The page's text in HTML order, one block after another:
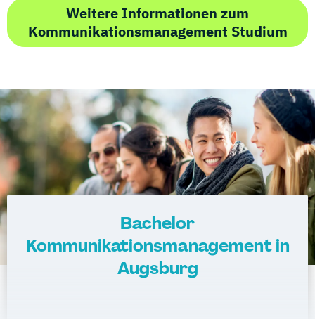
Weitere Informationen zum
Kommunikationsmanagement Studium
Bachelor
Kommunikationsmanagement in
Augsburg